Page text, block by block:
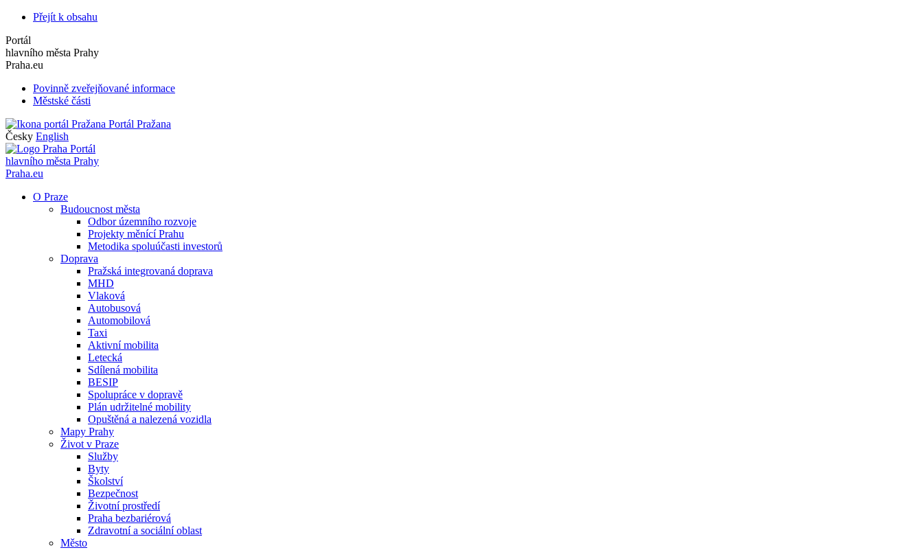
Přejít k obsahu
Portál
hlavního města Prahy
Praha.eu
Povinně zveřejňované informace
Městské části
Portál Pražana
Česky English
Portál
hlavního města Prahy
Praha.eu
O Praze
Budoucnost města
Odbor územního rozvoje
Projekty měnící Prahu
Metodika spoluúčasti investorů
Doprava
Pražská integrovaná doprava
MHD
Vlaková
Autobusová
Automobilová
Taxi
Aktivní mobilita
Letecká
Sdílená mobilita
BESIP
Spolupráce v dopravě
Plán udržitelné mobility
Opuštěná a nalezená vozidla
Mapy Prahy
Život v Praze
Služby
Byty
Školství
Bezpečnost
Životní prostředí
Praha bezbariérová
Zdravotní a sociální oblast
Město